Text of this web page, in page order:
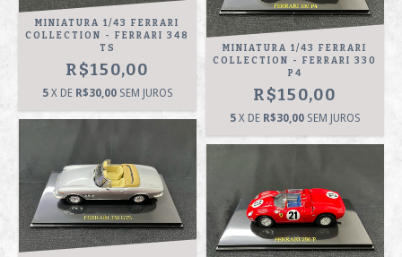
MINIATURA 1/43 FERRARI
COLLECTION - FERRARI 348
TS
R$150,00
5 X DE R$30,00 SEM JUROS
MINIATURA 1/43 FERRARI
COLLECTION - FERRARI 330
P4
R$150,00
5 X DE R$30,00 SEM JUROS